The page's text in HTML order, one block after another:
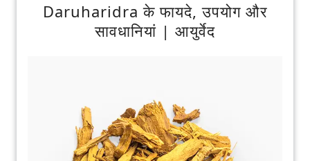
Daruharidra के फायदे, उपयोग और
सावधानियां | आयुर्वेद